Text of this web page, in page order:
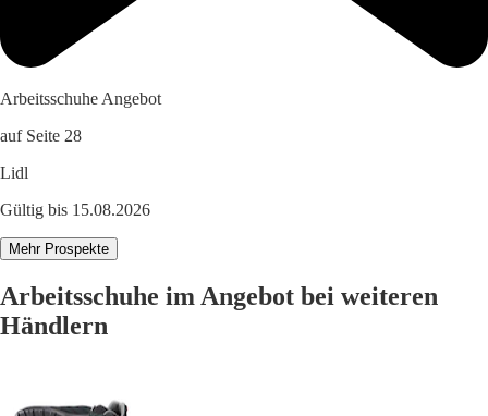
Arbeitsschuhe Angebot
auf Seite 28
Lidl
Gültig bis 15.08.2026
Mehr Prospekte
Arbeitsschuhe im Angebot bei weiteren
Händlern